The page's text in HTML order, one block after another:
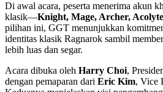
Di awal acara, peserta menerima akun
klasik—Knight, Mage, Archer, Acolyte
pilihan ini, GGT menunjukkan
identitas klasik Ragnarok sambil
lebih luas dan segar.
Acara dibuka oleh Harry Choi,
dengan pemaparan dari Eric Kim, Vice